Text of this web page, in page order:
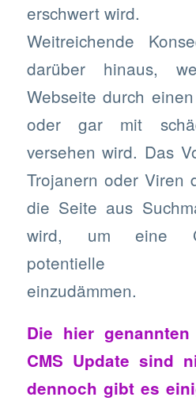
erschwert wird.
Weitreichende
darüber hinaus,
Webseite durch
oder gar mit
versehen wird. Das
Trojanern oder Viren
die Seite aus
wird, um eine
potentielle
einzudämmen.
Die hier
CMS Update sind
dennoch gibt es